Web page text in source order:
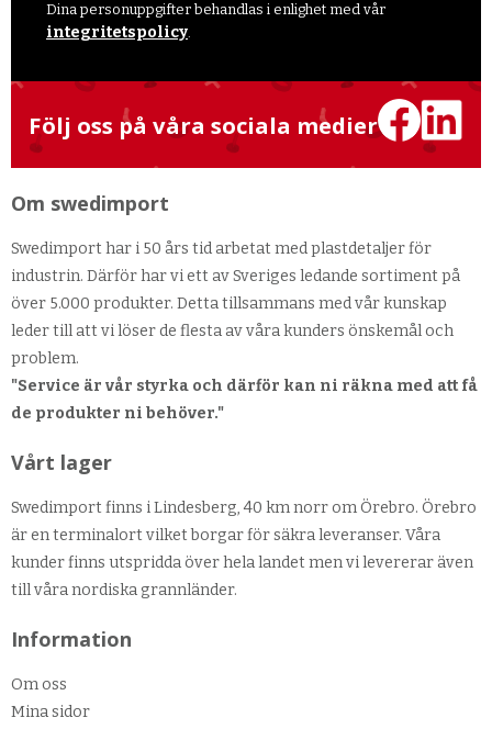
Dina personuppgifter behandlas i enlighet med vår
integritetspolicy.
Följ oss på våra sociala medier
Om swedimport
Swedimport har i 50 års tid arbetat med plastdetaljer för
industrin. Därför har vi ett av Sveriges ledande sortiment på
över 5.000 produkter. Detta tillsammans med vår kunskap
leder till att vi löser de flesta av våra kunders önskemål och
problem.
"Service är vår styrka och därför kan ni räkna med att få
de produkter ni behöver."
Vårt lager
Swedimport finns i Lindesberg, 40 km norr om Örebro. Örebro
är en terminalort vilket borgar för säkra leveranser. Våra
kunder finns utspridda över hela landet men vi levererar även
till våra nordiska grannländer.
Information
Om oss
Mina sidor